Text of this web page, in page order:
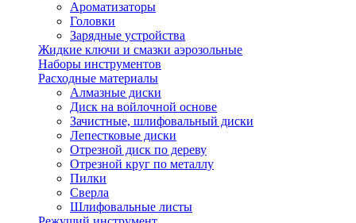
Ароматизаторы
Головки
Зарядные устройства
Жидкие ключи и смазки аэрозольные
Наборы инструментов
Расходные материалы
Алмазные диски
Диск на войлочной основе
Зачистные, шлифовальный диски
Лепестковые диски
Отрезной диск по дереву
Отрезной круг по металлу
Пилки
Сверла
Шлифовальные листы